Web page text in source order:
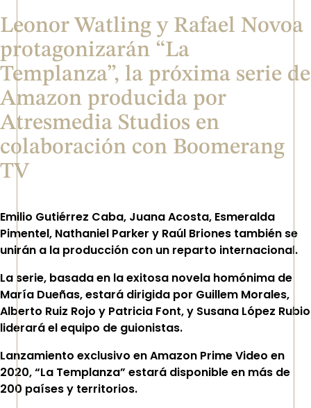
Leonor Watling y Rafael Novoa
protagonizarán “La
Templanza”, la próxima serie de
Amazon producida por
Atresmedia Studios en
colaboración con Boomerang
TV
Emilio Gutiérrez Caba, Juana Acosta, Esmeralda
Pimentel, Nathaniel Parker y Raúl Briones también se
unirán a la producción con un reparto internacional.
La serie, basada en la exitosa novela homónima de
María Dueñas, estará dirigida por Guillem Morales,
Alberto Ruiz Rojo y Patricia Font, y Susana López Rubio
liderará el equipo de guionistas.
Lanzamiento exclusivo en Amazon Prime Video en
2020, “La Templanza” estará disponible en más de
200 países y territorios.